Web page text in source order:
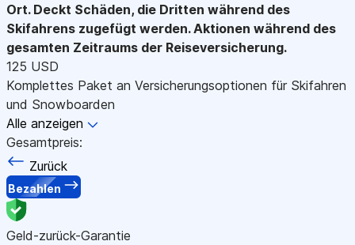
Ort. Deckt Schäden, die Dritten während des
Skifahrens zugefügt werden. Aktionen während des
gesamten Zeitraums der Reiseversicherung.
125 USD
Komplettes Paket an Versicherungsoptionen für Skifahren
und Snowboarden
Alle anzeigen
Gesamtpreis:
Zurück
Bezahlen
Geld-zurück-Garantie